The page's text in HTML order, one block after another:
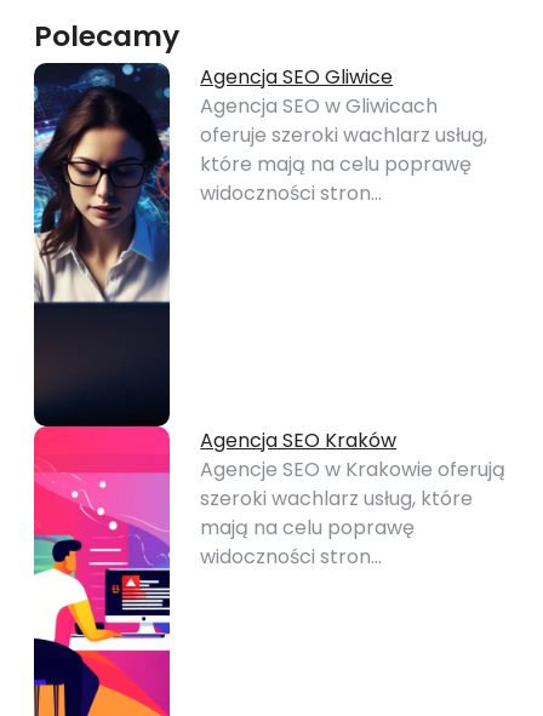
Polecamy
Agencja SEO Gliwice
Agencja SEO w Gliwicach
oferuje szeroki wachlarz usług,
które mają na celu poprawę
widoczności stron…
Agencja SEO Kraków
Agencje SEO w Krakowie oferują
szeroki wachlarz usług, które
mają na celu poprawę
widoczności stron…